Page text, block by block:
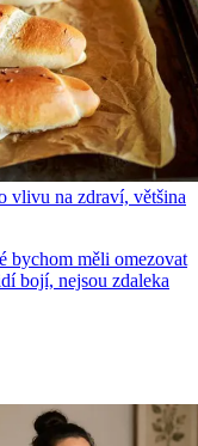
vlivu na zdraví, většina
bychom měli omezovat
bojí, nejsou zdaleka